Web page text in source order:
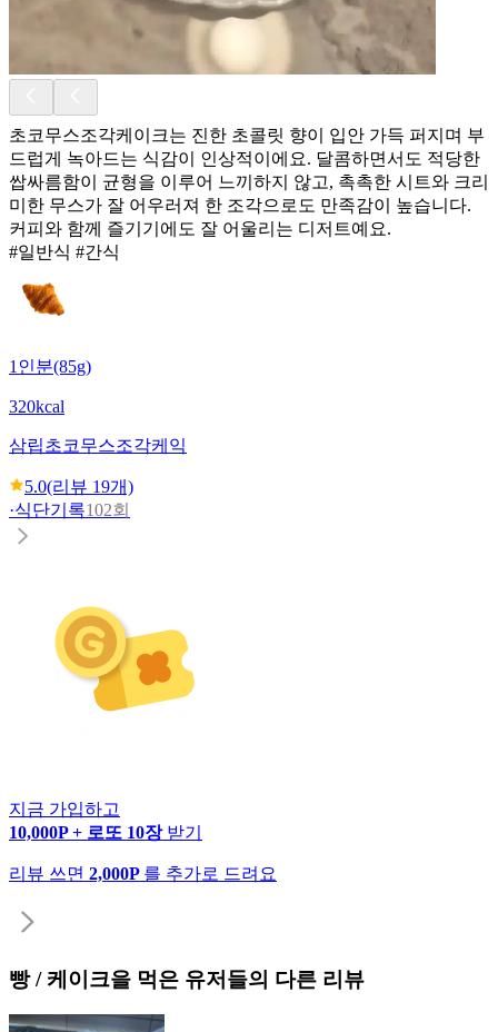
초코무스조각케이크는 진한 초콜릿 향이 입안 가득 퍼지며 부
드럽게 녹아드는 식감이 인상적이에요. 달콤하면서도 적당한
쌉싸름함이 균형을 이루어 느끼하지 않고, 촉촉한 시트와 크리
미한 무스가 잘 어우러져 한 조각으로도 만족감이 높습니다.
커피와 함께 즐기기에도 잘 어울리는 디저트예요.
#일반식 #간식
1인분(85g)
320kcal
삼립초코무스조각케익
5.0(리뷰 19개)
·식단기록102회
지금 가입하고
10,000P + 로또 10장 받기
리뷰 쓰면 2,000P 를 추가로 드려요
빵 / 케이크을 먹은 유저들의 다른 리뷰